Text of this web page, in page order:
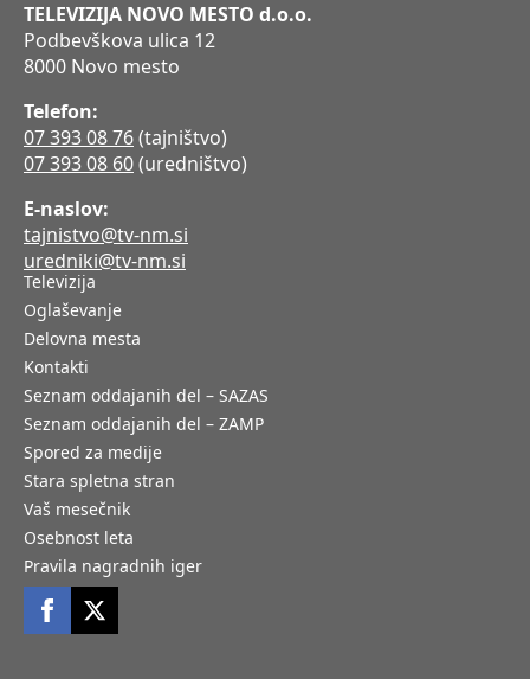
TELEVIZIJA NOVO MESTO d.o.o.
Podbevškova ulica 12
8000 Novo mesto
Telefon:
07 393 08 76(tajništvo)
07 393 08 60(uredništvo)
E-naslov:
tajnistvo@tv-nm.si
uredniki@tv-nm.si
Televizija
Oglaševanje
Delovna mesta
Kontakti
Seznam oddajanih del – SAZAS
Seznam oddajanih del – ZAMP
Spored za medije
Stara spletna stran
Vaš mesečnik
Osebnost leta
Pravila nagradnih iger